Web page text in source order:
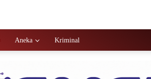
Aneka Kriminal